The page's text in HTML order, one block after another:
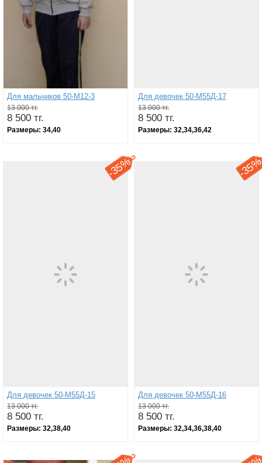
Для мальчиков 50-М12-3
13 000 тг.
8 500 тг.
Размеры: 34,40
Для девочек 50-М55Д-17
13 000 тг.
8 500 тг.
Размеры: 32,34,36,42
-
35%
Для девочек 50-М55Д-15
13 000 тг.
8 500 тг.
Размеры: 32,38,40
-
Для девочек 50-М55Д-16
13 000 тг.
8 500 тг.
Размеры: 32,34,36,38,40